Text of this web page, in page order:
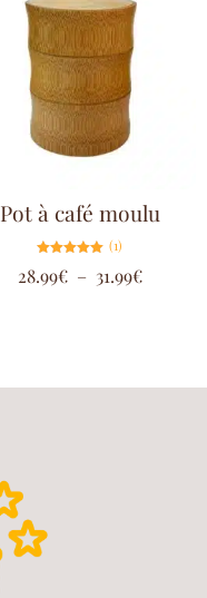
Pot à café moulu
5.00
sur 5
(1)
28.99€ – 31.99€